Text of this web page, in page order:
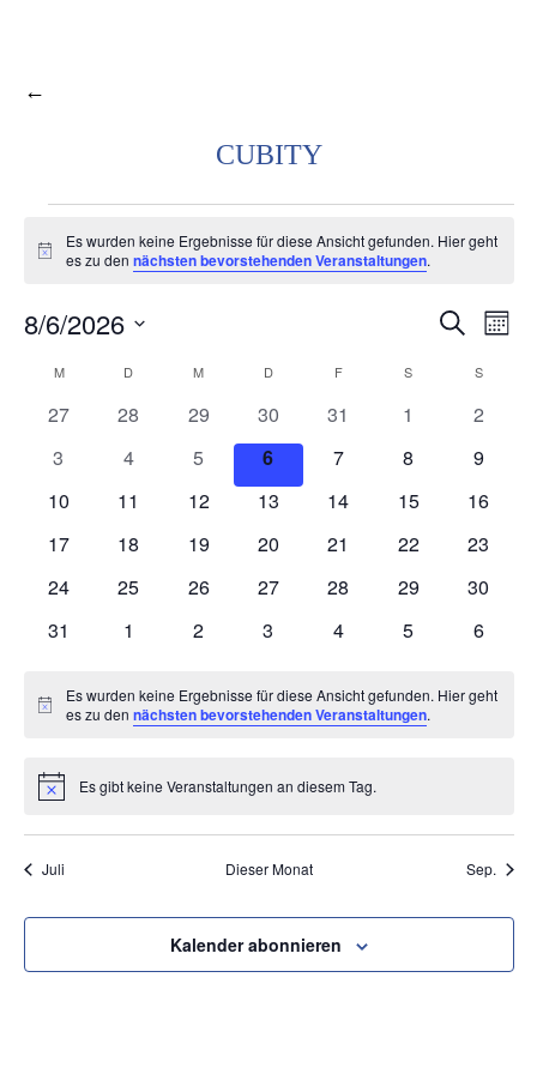
←
CUBITY
VERANSTALTUNGEN
Hinweis
Es wurden keine Ergebnisse für diese Ansicht gefunden. Hier geht
es zu dennächsten bevorstehenden Veranstaltungen.
UND
Suche
Monat
8/6/2026
wählen.
KALENDER
VON
VERANSTALTUNGEN
MMONTAG D DIENSTAGM MITTWOCH
DDONNERSTAG
FFREITAG S SAMSTAGS
0
27
0
Veranstaltungen
28
0
Veranstaltungen
29
0
Veranstaltungen
30
0
31
0
1
0
2
0
3
0
Veranstaltungen
4
0
Veranstaltungen
5
0
Veranstaltungen
6
0
7
0
8
0
9
0
10
0
11
0
12
0
13
0
14
0
15
0
16
0
17
0
18
0
19
0
20
0
21
0
22
0
23
0
24
0
25
0
26
0
27
0
28
0
29
0
30
0
31
0
1
0
2
0
3
0
4
0
5
0
6
Hinweis
Es wurden keine Ergebnisse für diese Ansicht gefunden. Hier geht
es zu dennächsten bevorstehenden Veranstaltungen.
HinweisEs gibt keine Veranstaltungen an diesem Tag.
Juli Dieser Monat Sep.
Kalender abonnieren